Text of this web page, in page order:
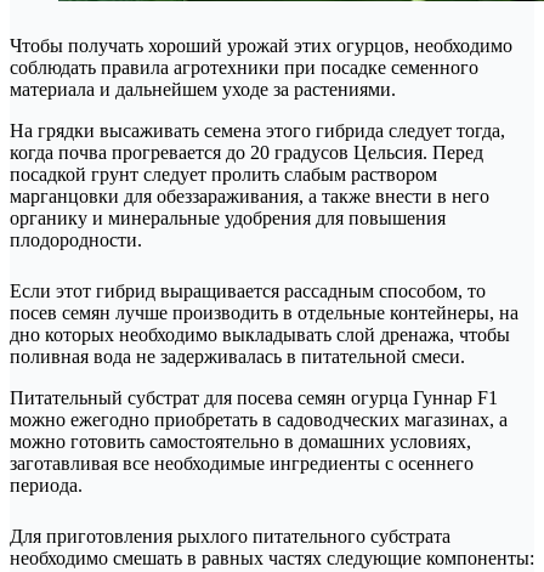
Чтобы получать хороший урожай этих огурцов, необходимо
соблюдать правила агротехники при посадке семенного
материала и дальнейшем уходе за растениями.
На грядки высаживать семена этого гибрида следует тогда,
когда почва прогревается до 20 градусов Цельсия. Перед
посадкой грунт следует пролить слабым раствором
марганцовки для обеззараживания, а также внести в него
органику и минеральные удобрения для повышения
плодородности.
Если этот гибрид выращивается рассадным способом, то
посев семян лучше производить в отдельные контейнеры, на
дно которых необходимо выкладывать слой дренажа, чтобы
поливная вода не задерживалась в питательной смеси.
Питательный субстрат для посева семян огурца Гуннар F1
можно ежегодно приобретать в садоводческих магазинах, а
можно готовить самостоятельно в домашних условиях,
заготавливая все необходимые ингредиенты с осеннего
периода.
Для приготовления рыхлого питательного субстрата
необходимо смешать в равных частях следующие компоненты: